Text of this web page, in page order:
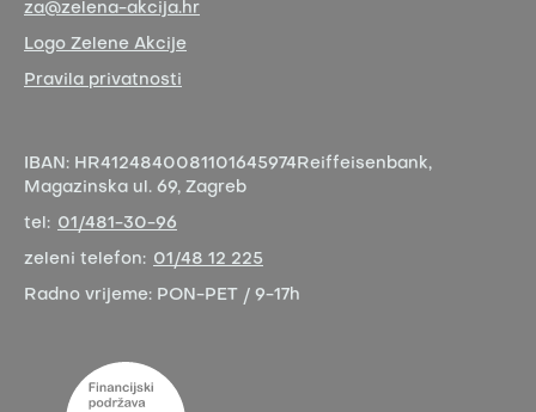
za@zelena-akcija.hr
Logo Zelene Akcije
Pravila privatnosti
IBAN: HR4124840081101645974 Reiffeisenbank,
Magazinska ul. 69, Zagreb
tel: 01/481-30-96
zeleni telefon: 01/48 12 225
Radno vrijeme: PON-PET / 9-17h